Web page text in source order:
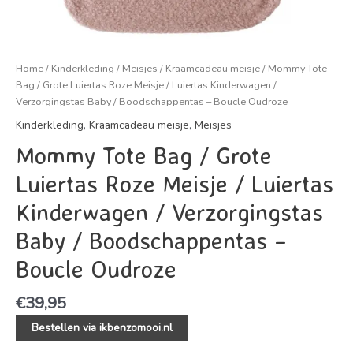
Home/ Kinderkleding / Meisjes / Kraamcadeau meisje/ Mommy Tote
Bag / Grote Luiertas Roze Meisje / Luiertas Kinderwagen /
Verzorgingstas Baby / Boodschappentas – Boucle Oudroze
Kinderkleding, Kraamcadeau meisje, Meisjes
Mommy Tote Bag / Grote
Luiertas Roze Meisje / Luiertas
Kinderwagen / Verzorgingstas
Baby / Boodschappentas –
Boucle Oudroze
€39,95
Bestellen via ikbenzomooi.nl